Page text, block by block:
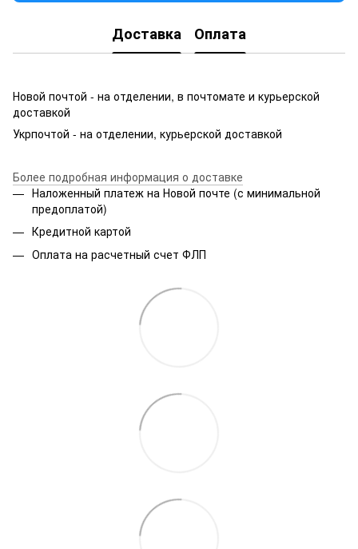
Доставка Оплата
Новой почтой - на отделении, в почтомате и курьерской
доставкой
Укрпочтой - на отделении, курьерской доставкой
Более подробная информация о доставке
Наложенный платеж на Новой почте (с минимальной
предоплатой)
Кредитной картой
Оплата на расчетный счет ФЛП